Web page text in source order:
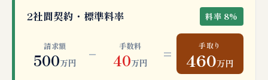
2社間契約・標準料率 料率 8%
請求額
500万円
− 手数料
40万円
= 手取り
460万円